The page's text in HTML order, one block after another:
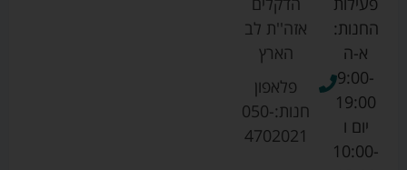
אזה''ת לב
הארץ
פלאפון
חנות:050-
4702021
החנות:
א-ה
9:00-
19:00
יום ו
10:00-